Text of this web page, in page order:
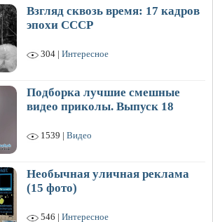
Взгляд сквозь время: 17 кадров
эпохи СССР
304 | Интересное
Подборка лучшие смешные
видео приколы. Выпуск 18
1539 | Видео
Необычная уличная реклама
(15 фото)
546 | Интересное